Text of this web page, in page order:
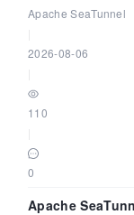
Code Asia 2026
Apache SeaTunnel
2026-08-06
110
0
Apache